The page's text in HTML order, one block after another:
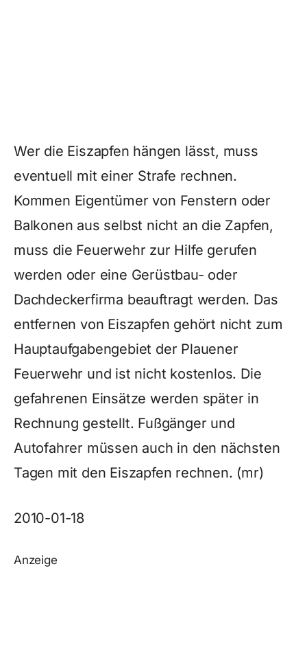
Wer die Eiszapfen hängen lässt, muss
eventuell mit einer Strafe rechnen.
Kommen Eigentümer von Fenstern oder
Balkonen aus selbst nicht an die Zapfen,
muss die Feuerwehr zur Hilfe gerufen
werden oder eine Gerüstbau- oder
Dachdeckerfirma beauftragt werden. Das
entfernen von Eiszapfen gehört nicht zum
Hauptaufgabengebiet der Plauener
Feuerwehr und ist nicht kostenlos. Die
gefahrenen Einsätze werden später in
Rechnung gestellt. Fußgänger und
Autofahrer müssen auch in den nächsten
Tagen mit den Eiszapfen rechnen. (mr)
2010-01-18
Anzeige